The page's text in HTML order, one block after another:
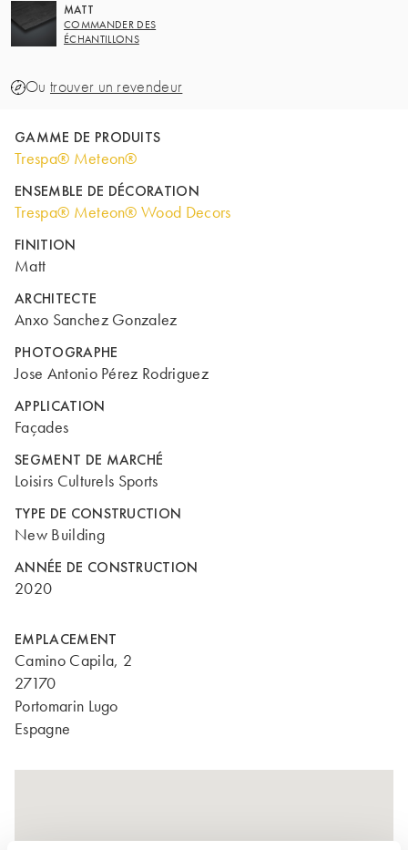
MATT
COMMANDER DES
ÉCHANTILLONS
Ou trouver un revendeur
GAMME DE PRODUITS
Trespa® Meteon®
ENSEMBLE DE DÉCORATION
Trespa® Meteon® Wood Decors
FINITION
Matt
ARCHITECTE
Anxo Sanchez Gonzalez
PHOTOGRAPHE
Jose Antonio Pérez Rodriguez
APPLICATION
Façades
SEGMENT DE MARCHÉ
Loisirs Culturels Sports
TYPE DE CONSTRUCTION
New Building
ANNÉE DE CONSTRUCTION
2020
EMPLACEMENT
Camino Capila, 2
27170
Portomarin Lugo
Espagne